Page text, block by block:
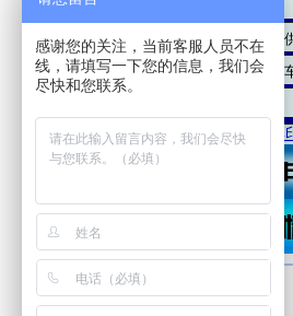
生产基地
大宗液体
气瓶手推
3D彩
感谢您的关注，当前客服人员不在
线，请填写一下您的信息，我们会
尽快和您联系。